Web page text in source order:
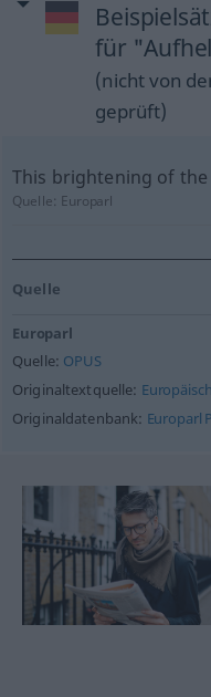
für
(nicht von
geprüft)
This brightening of
Quelle: Europarl
Quelle
Europarl
Quelle: OPUS
Originaltextquelle:
Originaldatenbank: Europarl